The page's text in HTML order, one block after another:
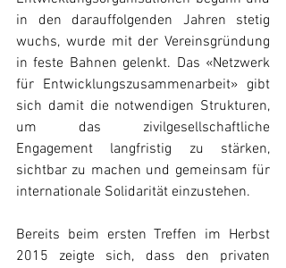
in den darauffolgenden Jahren stetig
wuchs, wurde mit der Vereinsgründung
in feste Bahnen gelenkt. Das «Netzwerk
für Entwicklungszusammenarbeit» gibt
sich damit die notwendigen Strukturen,
um das zivilgesellschaftliche
Engagement langfristig zu stärken,
sichtbar zu machen und gemeinsam für
internationale Solidarität einzustehen.
Bereits beim ersten Treffen im Herbst
2015 zeigte sich, dass den privaten